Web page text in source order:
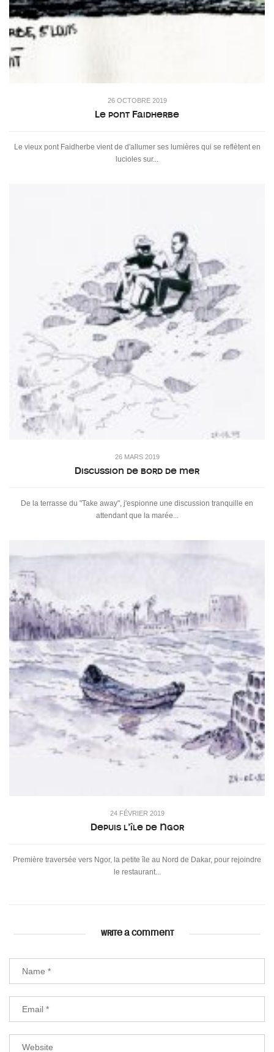
26 OCTOBRE 2019
Le pont Faidherbe
Le vieux pont Faidherbe vient de d'allumer ses lumières qui se reflètent en
lucioles sur...
26 MARS 2019
Discussion de bord de mer
De la terrasse du "Take away", j'espionne une discussion tranquille en
attendant que la marée...
24 FÉVRIER 2019
Depuis l’île de Ngor
Première traversée vers Ngor, la petite île au Nord de Dakar, pour rejoindre
le restaurant...
WRITE A COMMENT